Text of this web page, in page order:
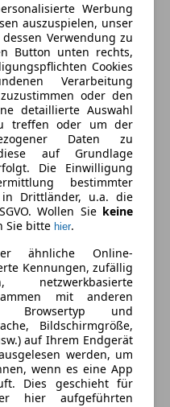
Werbung
auszuspielen, unser
Verwendung zu
Button unten rechts,
Cookies
Verarbeitung
oder den
detaillierte Auswahl
treffen oder um der
Daten zu
auf Grundlage
Die Einwilligung
bestimmter
in Drittländer, u.a. die
Wollen Sie keine
Sie bitte hier.
ähnliche Online-
Kennungen, zufällig
netzwerkbasierte
mit anderen
Browsertyp und
Bildschirmgröße,
auf Ihrem Endgerät
werden, um
wenn es eine App
Dies geschieht für
hier aufgeführten